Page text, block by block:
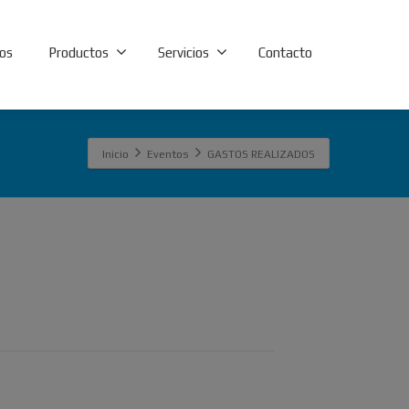
Productos Servicios Contacto
Inicio Eventos GASTOS REALIZADOS